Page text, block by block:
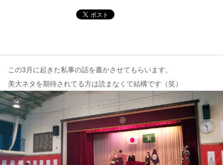
この3月に起きた私事の話を書かさせてもらいます。
美大ネタを期待されてる方は読まなくて結構です（笑）
コンテンツ
このサイトについて
運営会社
お問い合わせ